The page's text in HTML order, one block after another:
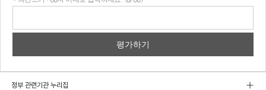
정부 관련기관 누리집